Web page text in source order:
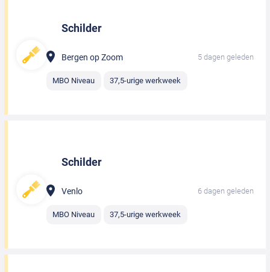
Schilder
Bergen op Zoom 5 dagen geleden
MBO Niveau 37,5-urige werkweek
Schilder
Venlo 6 dagen geleden
MBO Niveau 37,5-urige werkweek